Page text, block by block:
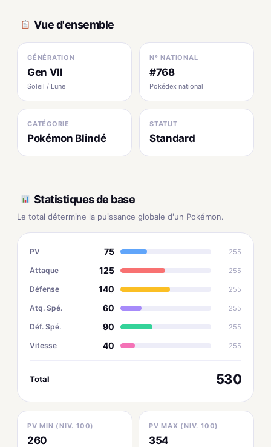
Vue d'ensemble
GÉNÉRATION
Gen VII
Soleil / Lune
N° NATIONAL
#768
Pokédex national
CATÉGORIE
Pokémon Blindé
STATUT
Standard
Statistiques de base
Le total détermine la puissance globale d'un Pokémon.
PV 75 255
Attaque 125 255
Défense 140 255
Atq. Spé. 60 255
Déf. Spé. 90 255
Vitesse 40 255
Total 530
PV MIN (NIV. 100)
260
PV MAX (NIV. 100)
354